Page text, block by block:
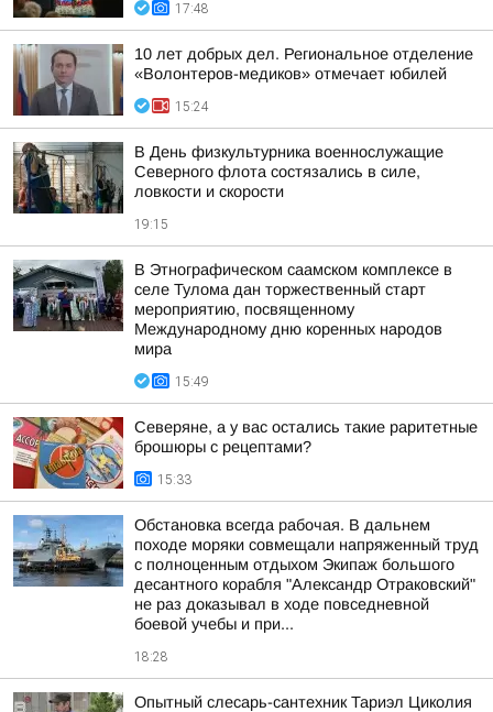
17:48
10 лет добрых дел. Региональное отделение
«Волонтеров-медиков» отмечает юбилей
15:24
В День физкультурника военнослужащие
Северного флота состязались в силе,
ловкости и скорости
19:15
В Этнографическом саамском комплексе в
селе Тулома дан торжественный старт
мероприятию, посвященному
Международному дню коренных народов
мира
15:49
Северяне, а у вас остались такие раритетные
брошюры с рецептами?
15:33
Обстановка всегда рабочая. В дальнем
походе моряки совмещали напряженный труд
с полноценным отдыхом Экипаж большого
десантного корабля "Александр Отраковский"
не раз доказывал в ходе повседневной
боевой учебы и при...
18:28
Опытный слесарь-сантехник Тариэл Циколия